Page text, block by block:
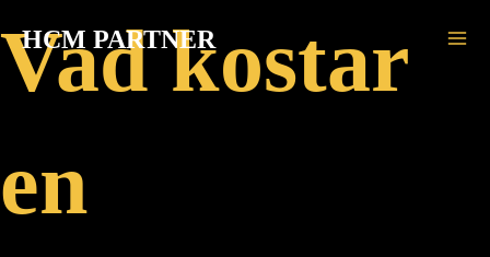
to
content
HCM PARTNER
Vad kostar
en